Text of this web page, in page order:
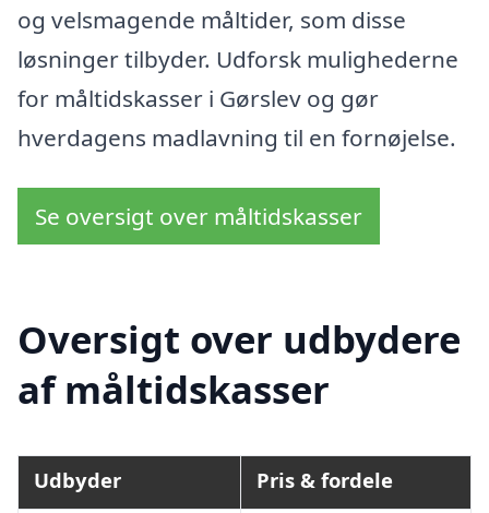
og velsmagende måltider, som disse
løsninger tilbyder. Udforsk mulighederne
for måltidskasser i Gørslev og gør
hverdagens madlavning til en fornøjelse.
Se oversigt over måltidskasser
Oversigt over udbydere
af måltidskasser
Udbyder Pris & fordele